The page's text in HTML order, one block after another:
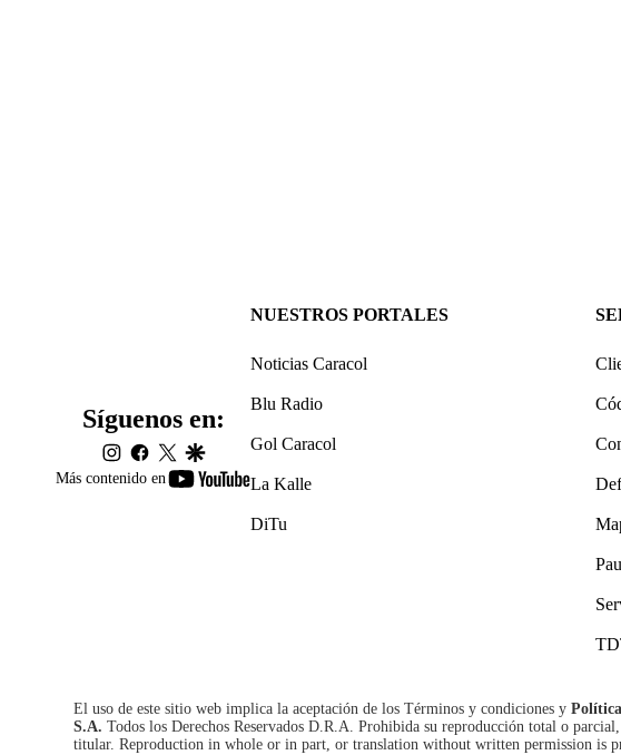
Más contenido en
youtube-
Síguenos en:
instagram
facebook
twittergoogle
NUESTROS PORTALES
Noticias Caracol
Blu Radio
Gol Caracol
La Kalle
DiTu
El uso de este sitio web implica la aceptación de los Términos y condiciones y
S.A. Todos los Derechos Reservados D.R.A. Prohibida su reproducción total o
titular. Reproduction in whole or in part, or translation without written permission is